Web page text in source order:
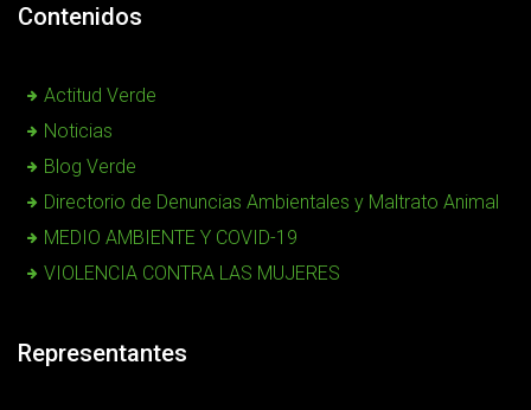
Contenidos
Actitud Verde
Noticias
Blog Verde
Directorio de Denuncias Ambientales y Maltrato Animal
MEDIO AMBIENTE Y COVID-19
VIOLENCIA CONTRA LAS MUJERES
Representantes